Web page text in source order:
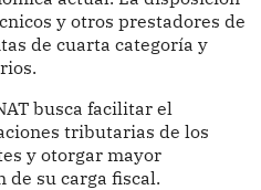
y otros prestadores de
de cuarta categoría y
busca facilitar el
tributarias de los
y otorgar mayor
su carga fiscal.